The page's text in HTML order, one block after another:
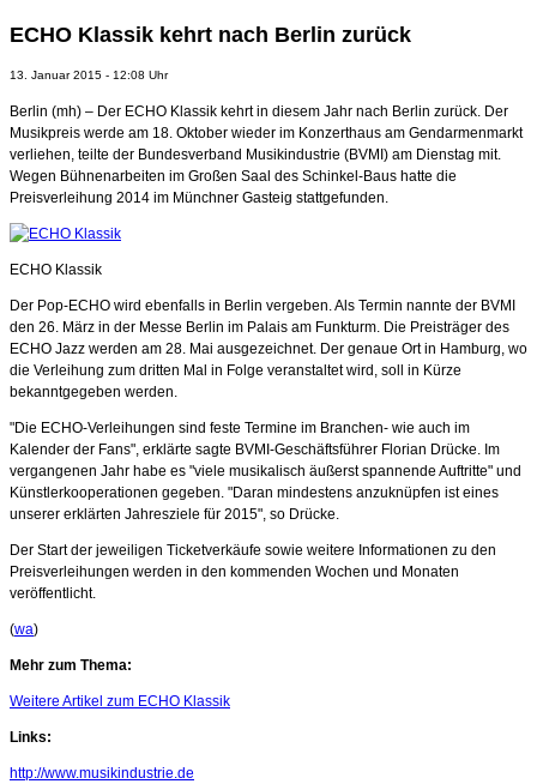
ECHO Klassik kehrt nach Berlin zurück
13. Januar 2015 - 12:08 Uhr
Berlin (mh) – Der ECHO Klassik kehrt in diesem Jahr nach Berlin zurück. Der
Musikpreis werde am 18. Oktober wieder im Konzerthaus am Gendarmenmarkt
verliehen, teilte der Bundesverband Musikindustrie (BVMI) am Dienstag mit.
Wegen Bühnenarbeiten im Großen Saal des Schinkel-Baus hatte die
Preisverleihung 2014 im Münchner Gasteig stattgefunden.
ECHO Klassik
Der Pop-ECHO wird ebenfalls in Berlin vergeben. Als Termin nannte der BVMI
den 26. März in der Messe Berlin im Palais am Funkturm. Die Preisträger des
ECHO Jazz werden am 28. Mai ausgezeichnet. Der genaue Ort in Hamburg, wo
die Verleihung zum dritten Mal in Folge veranstaltet wird, soll in Kürze
bekanntgegeben werden.
"Die ECHO-Verleihungen sind feste Termine im Branchen- wie auch im
Kalender der Fans", erklärte sagte BVMI-Geschäftsführer Florian Drücke. Im
vergangenen Jahr habe es "viele musikalisch äußerst spannende Auftritte" und
Künstlerkooperationen gegeben. "Daran mindestens anzuknüpfen ist eines
unserer erklärten Jahresziele für 2015", so Drücke.
Der Start der jeweiligen Ticketverkäufe sowie weitere Informationen zu den
Preisverleihungen werden in den kommenden Wochen und Monaten
veröffentlicht.
(wa)
Mehr zum Thema:
Weitere Artikel zum ECHO Klassik
Links:
http://www.musikindustrie.de